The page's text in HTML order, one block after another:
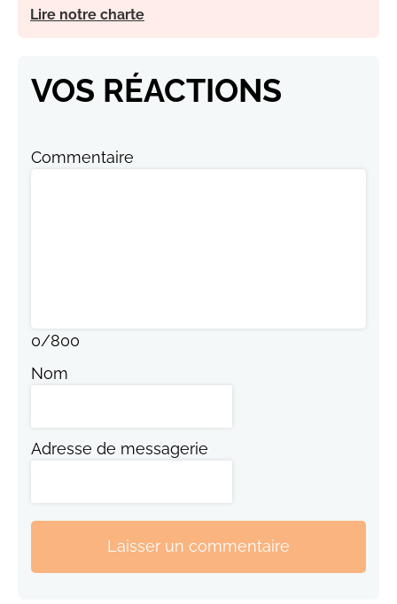
Lire notre charte
VOS RÉACTIONS
Commentaire
0/800
Nom
Adresse de messagerie
Laisser un commentaire